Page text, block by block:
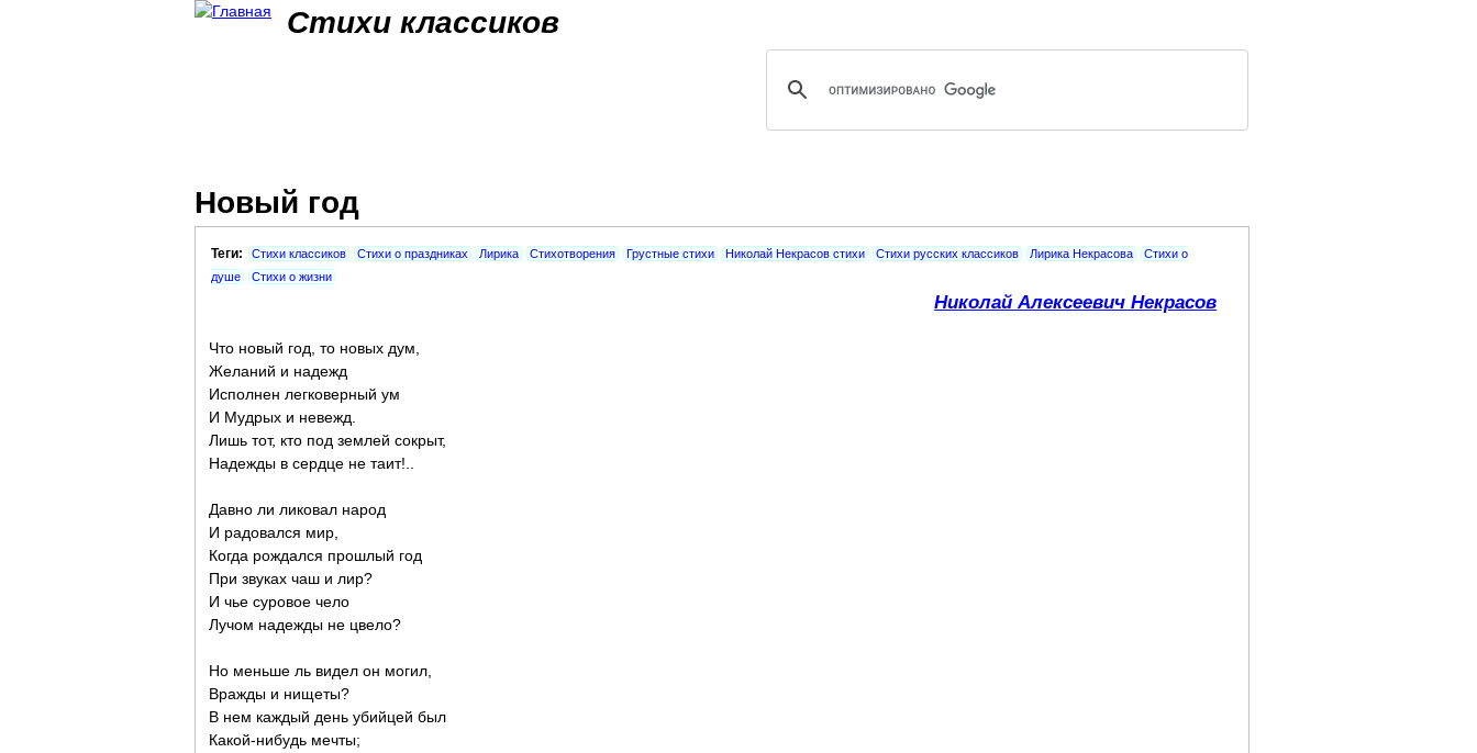
Стихи классиков
Новый год
Теги: Стихи классиков Стихи о праздниках Лирика Стихотворения Грустные стихи Николай Некрасов стихи Стихи русских классиков Лирика Некрасова
Стихи о
душе
Стихи о жизни
Николай Алексеевич Некрасов
Что новый год, то новых дум,
Желаний и надежд
Исполнен легковерный ум
И Мудрых и невежд.
Лишь тот, кто под землей сокрыт,
Надежды в сердце не таит!..
Давно ли ликовал народ
И радовался мир,
Когда рождался прошлый год
При звуках чаш и лир?
И чье суровое чело
Лучом надежды не цвело?
Но меньше ль видел он могил,
Вражды и нищеты?
В нем каждый день убийцей был
Какой-нибудь мечты;